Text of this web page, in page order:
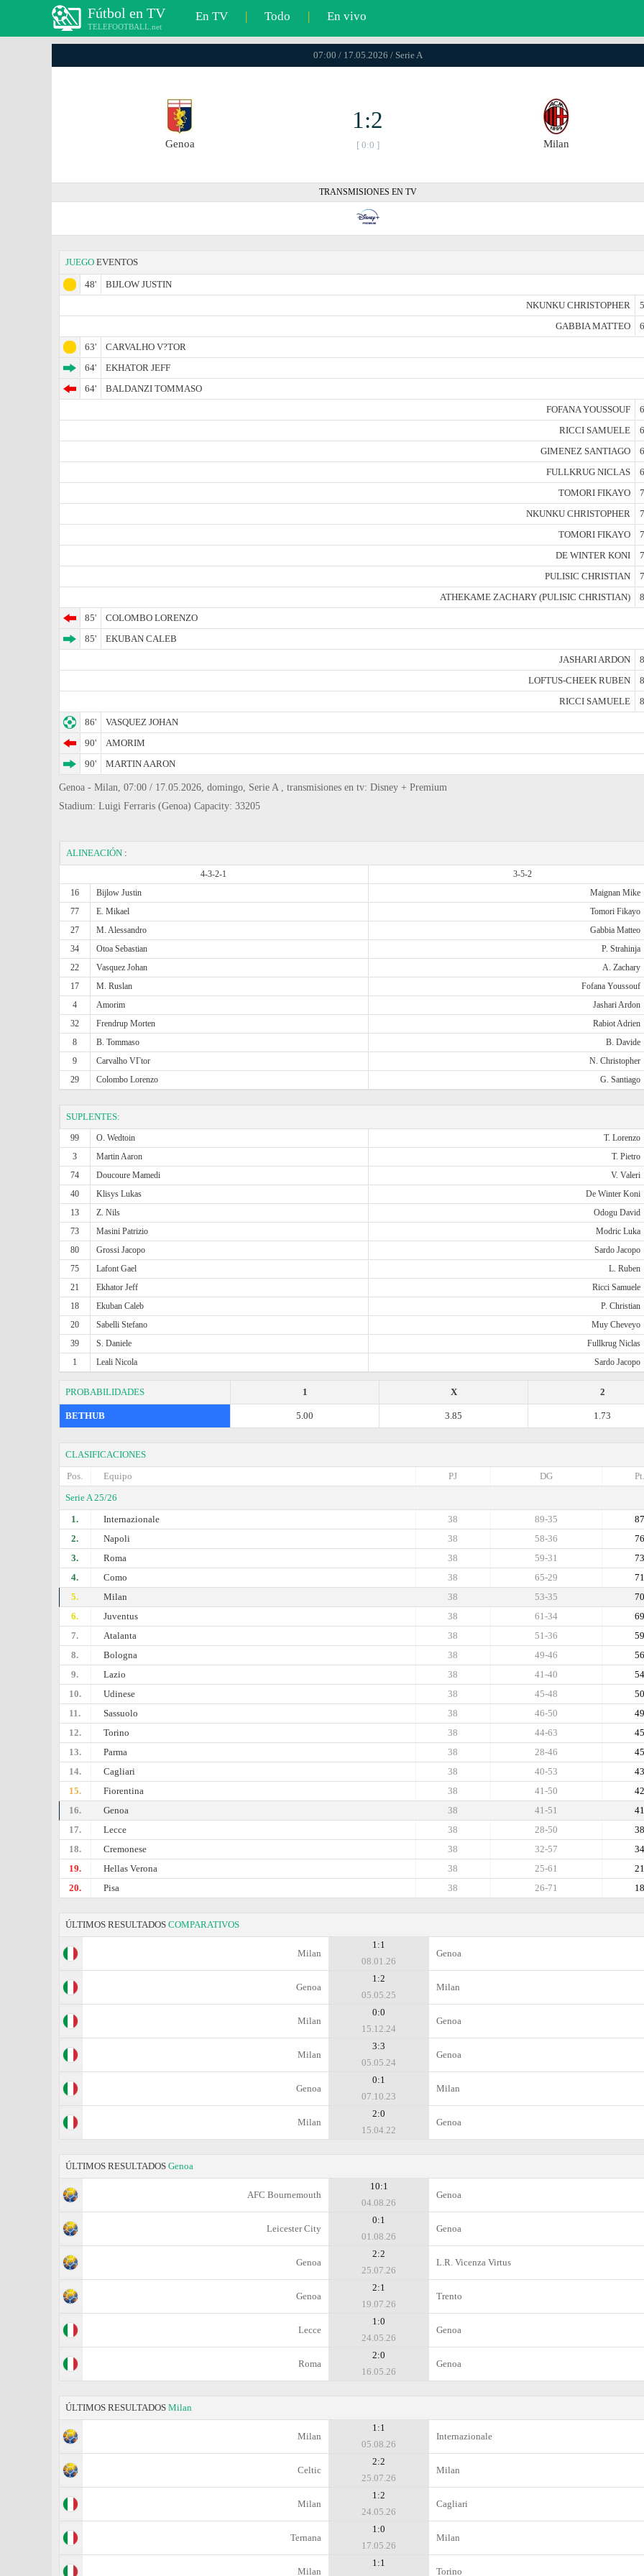
Fútbol en TV
TELEFOOTBALL.net
En TV | Todo | En vivo
07:00 / 17.05.2026 / Serie A
Genoa
1:2
[ 0:0 ] Milan
TRANSMISIONES EN TV
JUEGO EVENTOS
48'
BIJLOW JUSTIN
NKUNKU CHRISTOPHER
GABBIA MATTEO
63'
CARVALHO V?­TOR
64'
EKHATOR JEFF
64'
BALDANZI TOMMASO
FOFANA YOUSSOUF
RICCI SAMUELE
GIMENEZ SANTIAGO
FULLKRUG NICLAS
TOMORI FIKAYO
NKUNKU CHRISTOPHER
TOMORI FIKAYO
DE WINTER KONI
PULISIC CHRISTIAN
ATHEKAME ZACHARY (PULISIC CHRISTIAN)
85'
COLOMBO LORENZO
85'
EKUBAN CALEB
JASHARI ARDON
LOFTUS-CHEEK RUBEN
RICCI SAMUELE
86'
VASQUEZ JOHAN
90'
AMORIM
90'
MARTIN AARON
Genoa - Milan, 07:00 / 17.05.2026, domingo, Serie A , transmisiones en tv: Disney + Premium
Stadium: Luigi Ferraris (Genoa) Capacity: 33205
ALINEACIÓN :
4-3-2-1
3-5-2
16
Bijlow Justin Maignan Mike
77
E. Mikael Tomori Fikayo
27
M. Alessandro Gabbia Matteo
34
Otoa Sebastian P. Strahinja
22
Vasquez Johan A. Zachary
17
M. Ruslan Fofana Youssouf
4
Amorim Jashari Ardon
32
Frendrup Morten Rabiot Adrien
8
B. Tommaso B. Davide
9
Carvalho VГ­tor N. Christopher
29
Colombo Lorenzo G. Santiago
SUPLENTES:
99 O. Wedtoin T. Lorenzo
3
Martin Aaron T. Pietro
74
Doucoure Mamedi V. Valeri
40
Klisys Lukas De Winter Koni
13
Z. Nils Odogu David
73
Masini Patrizio Modric Luka
80
Grossi Jacopo Sardo Jacopo
75
Lafont Gael L. Ruben
21
Ekhator Jeff Ricci Samuele
18
Ekuban Caleb P. Christian
20
Sabelli Stefano Muy Cheveyo
39
S. Daniele Fullkrug Niclas
1
Leali Nicola Sardo Jacopo
PROBABILIDADES 2
X
1
BETHUB 1.73
3.85
5.00
CLASIFICACIONES
Pos.
Equipo Pt.
DG
PJ
Serie A 25/26
1.
Internazionale 87
89-35
38
2.
Napoli 76
58-36
38
3.
Roma 73
59-31
38
4.
Como 71
65-29
38
5.
Milan 70
53-35
38
6.
Juventus 69
61-34
38
7.
Atalanta 59
51-36
38
8.
Bologna 56
49-46
38
9.
Lazio 54
41-40
38
10.
Udinese 50
45-48
38
11.
Sassuolo 49
46-50
38
12.
Torino 45
44-63
38
13.
Parma 45
28-46
38
14.
Cagliari 43
40-53
38
15.
Fiorentina 42
41-50
38
16.
Genoa 41
41-51
38
17.
Lecce 38
28-50
38
18.
Cremonese 34
32-57
38
19.
Hellas Verona 21
25-61
38
20.
Pisa 18
26-71
38
ÚLTIMOS RESULTADOS COMPARATIVOS
Milan
1:1
08.01.26
Genoa
Genoa
1:2
05.05.25
Milan
Milan
0:0
15.12.24
Genoa
Milan
3:3
05.05.24
Genoa
Genoa
0:1
07.10.23
Milan
Milan
2:0
15.04.22
Genoa
ÚLTIMOS RESULTADOS Genoa
AFC Bournemouth
10:1
04.08.26
Genoa
Leicester City
0:1
01.08.26
Genoa
Genoa
2:2
25.07.26
L.R. Vicenza Virtus
Genoa
2:1
19.07.26
Trento
Lecce
1:0
24.05.26
Genoa
Roma
2:0
16.05.26
Genoa
ÚLTIMOS RESULTADOS Milan
Milan
1:1
05.08.26
Internazionale
Celtic
2:2
25.07.26
Milan
Milan
1:2
24.05.26
Cagliari
Ternana
1:0
17.05.26
Milan
Milan
1:1
Torino